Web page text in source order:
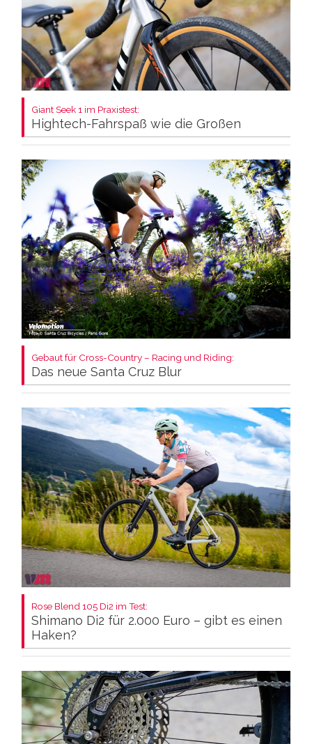
Giant Seek 1 im Praxistest:
Hightech-Fahrspaß wie die Großen
Gebaut für Cross-Country – Racing und Riding:
Das neue Santa Cruz Blur
Rose Blend 105 Di2 im Test:
Shimano Di2 für 2.000 Euro – gibt es einen
Haken?